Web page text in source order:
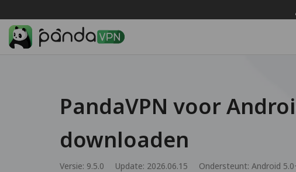
PandaVPN voor
downloaden
Versie: 9.5.0 Update: 2026.06.15 Ondersteunt: Android